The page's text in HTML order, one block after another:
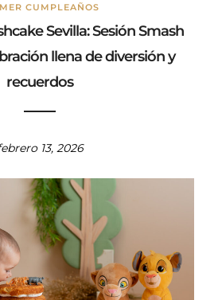
CUMPLEAÑOS
Sevilla: Sesión Smash
llena de diversión y
recuerdos
13, 2026